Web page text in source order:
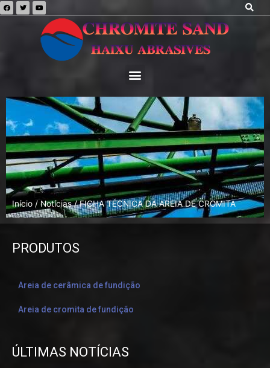
Início / Notícias/ FICHA TÉCNICA DA AREIA DE CROMITA
PRODUTOS
Areia de cerâmica de fundição
Areia de cromita de fundição
ÚLTIMAS NOTÍCIAS